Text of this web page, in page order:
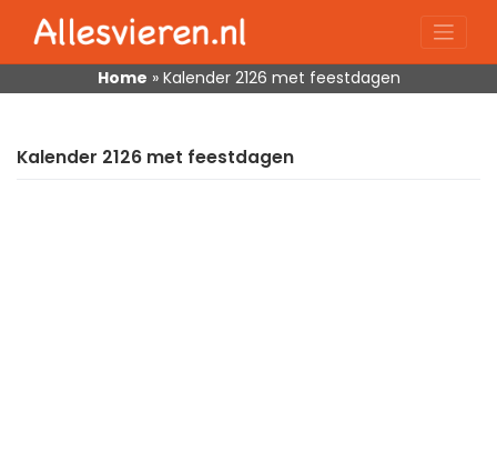
content
Home » Kalender 2126 met feestdagen
Kalender 2126 met feestdagen